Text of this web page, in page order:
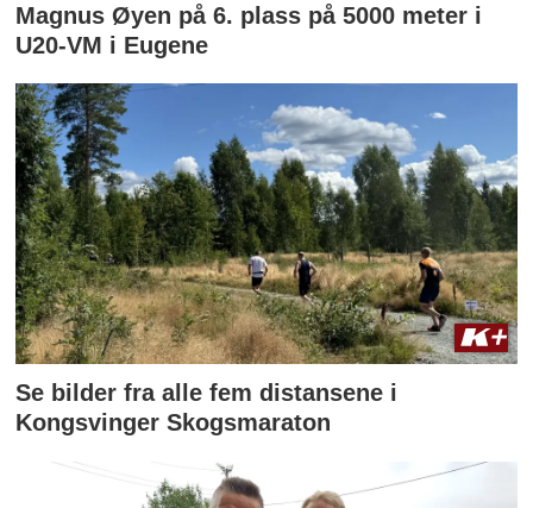
Magnus Øyen på 6. plass på 5000 meter i
U20-VM i Eugene
Se bilder fra alle fem distansene i
Kongsvinger Skogsmaraton